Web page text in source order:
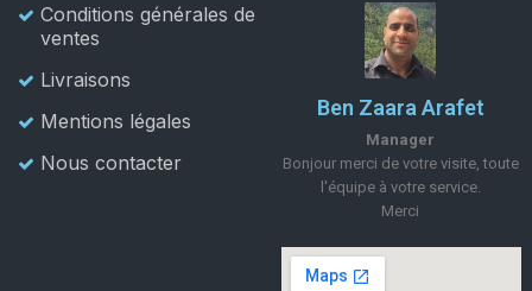
Conditions générales de
ventes
Livraisons
Mentions légales
Nous contacter
Ben Zaara Arafet
Manager
Bonjour merci de votre visite, toute
l'équipe à votre service.
Merci